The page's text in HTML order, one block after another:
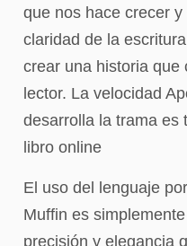
que nos hace crecer
claridad de la
crear una historia que
lector. La velocidad
desarrolla la trama es
libro online​
El uso del lenguaje
Muffin es
precisión y elegancia